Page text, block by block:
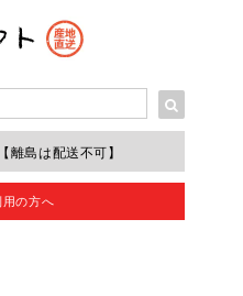
【離島は配送不可】
の方へ